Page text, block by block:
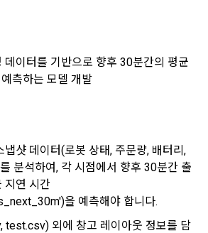
하여 “회사"에 의뢰하는 경연대회 또는
진대회 등을 말한다.
사”가  제공하는 교육컨텐츠를 포함한 온
원의 식별과 회원의 서비스 이용을 위하여
이메일 주소를 말한다.
"회사"의 서비스를 이용하려는 사람이 아
동일인임을 확인하고 "회원"의 권익을 보
선정한 문자와 숫자의 조합 또는 이와
“사이트”에서 자동 생성된 인증코드를 말
“회사”)는 다음 목적을 위하여 개인정보
다음 목적 이외의 용도로는 수집한 개인정
다.
따른 본인확인, 본인의 의사확인, 고객문
정보의 소개 및 고지사항 전달
계약 이행 및 서비스 제공에 따른 요금정
칭 및 컨텐츠 제공을 위한 개인식별, 회원
데이터를 기반으로 향후 30분간의 평균
측하는 모델 개발
냅샷 데이터(로봇 상태, 주문량, 배터리,
분석하여, 각 시점에서 향후 30분간 출
지연 시간
을 예측해야 합니다.
test.csv) 외에 창고 레이아웃 정보를 담